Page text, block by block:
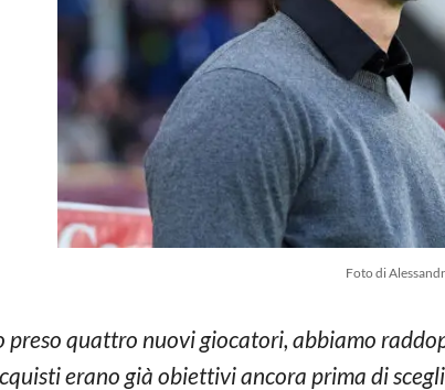
Foto di
preso quattro nuovi giocatori, abbiamo
erano già obiettivi ancora prima di